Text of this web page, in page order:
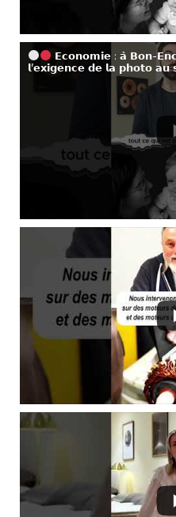
𝗘𝗰𝗼𝗻𝗼𝗺𝗶𝗲 : 𝗮̀ 𝗕𝗼𝗻-
𝗹’𝗲𝘅𝗶𝗴𝗲𝗻𝗰𝗲 𝗱𝗲 𝗹𝗮 𝗽𝗵𝗼𝘁𝗼 𝗮𝘂